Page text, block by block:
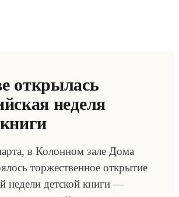
открылась
неделя
в Колонном зале Дома
торжественное открытие
недели детской книги —